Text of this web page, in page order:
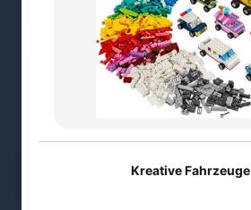
Kreative Fahrzeuge